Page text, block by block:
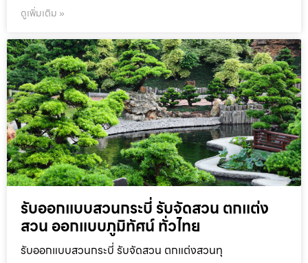
ดูเพิ่มเติม »
รับออกแบบสวนกระบี่ รับจัดสวน ตกแต่ง
สวน ออกแบบภูมิทัศน์ ทั่วไทย
รับออกแบบสวนกระบี่ รับจัดสวน ตกแต่งสวนทุ